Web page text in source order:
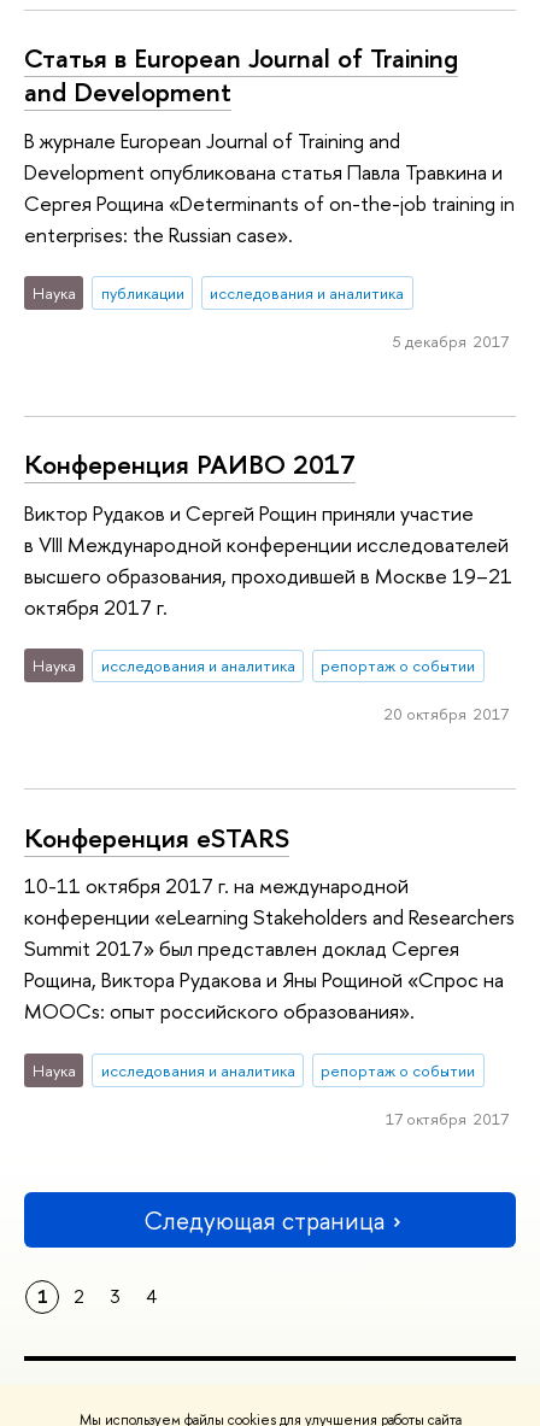
Мы используем файлы cookies для улучшения работы сайта
Статья в European Journal of Training
and Development
В журнале European Journal of Training and
Development опубликована статья Павла Травкина и
Сергея Рощина «Determinants of on-the-job training in
enterprises: the Russian case».
Наука публикации исследования и аналитика
5 декабря 2017
Конференция РАИВО 2017
Виктор Рудаков и Сергей Рощин приняли участие
в VIII Международной конференции исследователей
высшего образования, проходившей в Москве 19–21
октября 2017 г.
Наука исследования и аналитика репортаж о событии
20 октября 2017
Конференция eSTARS
10-11 октября 2017 г. на международной
конференции «eLearning Stakeholders and Researchers
Summit 2017» был представлен доклад Сергея
Рощина, Виктора Рудакова и Яны Рощиной «Спрос на
MOOCs: опыт российского образования».
Наука исследования и аналитика репортаж о событии
17 октября 2017
Следующая страница
1 2 3 4